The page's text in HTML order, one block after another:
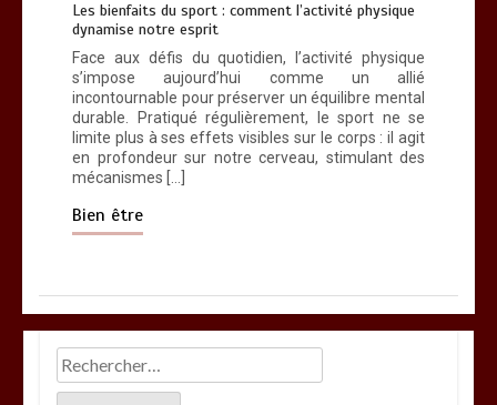
Les bienfaits du sport : comment l’activité physique
dynamise notre esprit
Face aux défis du quotidien, l’activité physique
s’impose aujourd’hui comme un allié
incontournable pour préserver un équilibre mental
durable. Pratiqué régulièrement, le sport ne se
limite plus à ses effets visibles sur le corps : il agit
en profondeur sur notre cerveau, stimulant des
mécanismes […]
Bien être